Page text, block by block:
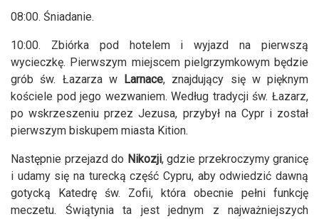
08:00. Śniadanie.
10:00. Zbiórka pod hotelem i wyjazd na pierwszą
wycieczkę. Pierwszym miejscem pielgrzymkowym będzie
grób św. Łazarza w Larnace, znajdujący się w pięknym
kościele pod jego wezwaniem. Według tradycji św. Łazarz,
po wskrzeszeniu przez Jezusa, przybył na Cypr i został
pierwszym biskupem miasta Kition.
Następnie przejazd do Nikozji, gdzie przekroczymy granicę
i udamy się na turecką część Cypru, aby odwiedzić dawną
gotycką Katedrę św. Zofii, która obecnie pełni funkcję
meczetu. Świątynia ta jest jednym z najważniejszych